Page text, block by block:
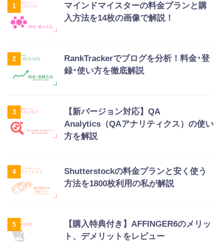
1
マインドマイスターの料金プランと購
入方法を14枚の画像で解説！
2
RankTrackerでブログを分析！料金･登
録･使い方を徹底解説
3
【新バージョン対応】QA
Analytics（QAアナリティクス）の使い
方を解説
4
Shutterstockの料金プランと安く使う
方法を1800枚利用の私が解説
5
【購入特典付き】AFFINGER6のメリッ
ト、デメリットをレビュー